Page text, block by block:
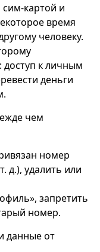
сим-картой и
время
человеку.
доступ к личным
деньги
чем
номер
д.), удалить или
запретить
номер.
данные от